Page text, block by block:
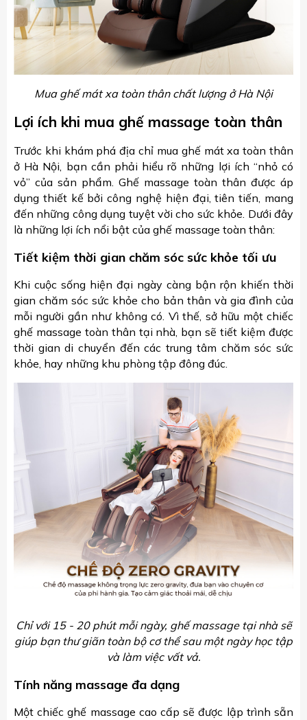
Mua ghế mát xa toàn thân chất lượng ở Hà Nội
Lợi ích khi mua ghế massage toàn thân
Trước khi khám phá địa chỉ mua ghế mát xa toàn thân
ở Hà Nội, bạn cần phải hiểu rõ những lợi ích “nhỏ có
vỏ” của sản phẩm. Ghế massage toàn thân được áp
dụng thiết kế bởi công nghệ hiện đại, tiên tiến, mang
đến những công dụng tuyệt vời cho sức khỏe. Dưới đây
là những lợi ích nổi bật của ghế massage toàn thân:
Tiết kiệm thời gian chăm sóc sức khỏe tối ưu
Khi cuộc sống hiện đại ngày càng bận rộn khiến thời
gian chăm sóc sức khỏe cho bản thân và gia đình của
mỗi người gần như không có. Vì thế, sở hữu một chiếc
ghế massage toàn thân tại nhà, bạn sẽ tiết kiệm được
thời gian di chuyển đến các trung tâm chăm sóc sức
khỏe, hay những khu phòng tập đông đúc.
Chỉ với 15 - 20 phút mỗi ngày, ghế massage tại nhà sẽ
giúp bạn thư giãn toàn bộ cơ thể sau một ngày học tập
và làm việc vất vả.
Tính năng massage đa dạng
Một chiếc ghế massage cao cấp sẽ được lập trình sẵn